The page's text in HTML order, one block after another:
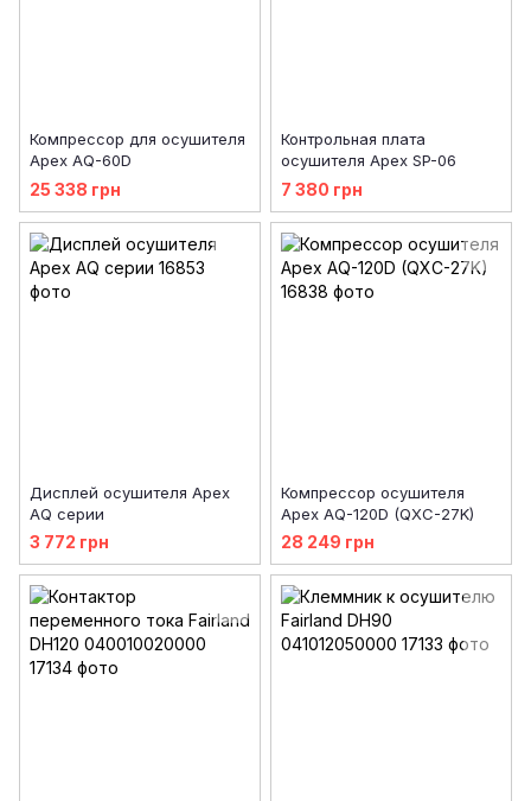
Компрессор для осушителя
Apex AQ-60D
25 338 грн
Контрольная плата
осушителя Apex SP-06
7 380 грн
Дисплей осушителя Apex
AQ серии
3 772 грн
Компрессор осушителя
Apex AQ-120D (QXC-27K)
28 249 грн